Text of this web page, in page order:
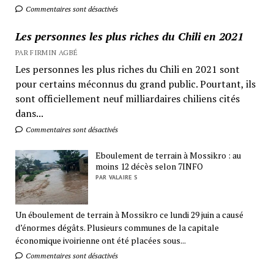
Commentaires sont désactivés
Les personnes les plus riches du Chili en 2021
PAR FIRMIN AGBÉ
Les personnes les plus riches du Chili en 2021 sont
pour certains méconnus du grand public. Pourtant, ils
sont officiellement neuf milliardaires chiliens cités
dans...
Commentaires sont désactivés
Eboulement de terrain à Mossikro : au
moins 12 décès selon 7INFO
PAR VALAIRE S
Un éboulement de terrain à Mossikro ce lundi 29 juin a causé
d’énormes dégâts. Plusieurs communes de la capitale
économique ivoirienne ont été placées sous...
Commentaires sont désactivés